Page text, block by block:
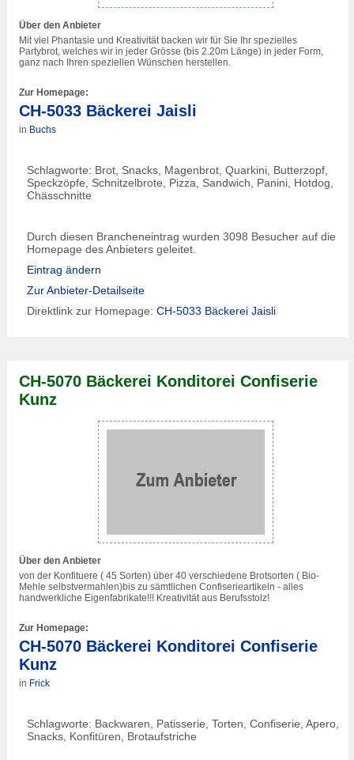
Über den Anbieter
Mit viel Phantasie und Kreativität backen wir für Sie Ihr spezielles
Partybrot, welches wir in jeder Grösse (bis 2.20m Länge) in jeder Form,
ganz nach Ihren speziellen Wünschen herstellen.
Zur Homepage:
CH-5033 Bäckerei Jaisli
in Buchs
Schlagworte: Brot, Snacks, Magenbrot, Quarkini, Butterzopf,
Speckzöpfe, Schnitzelbrote, Pizza, Sandwich, Panini, Hotdog,
Chässchnitte
Durch diesen Brancheneintrag wurden 3098 Besucher auf die
Homepage des Anbieters geleitet.
Eintrag ändern
Zur Anbieter-Detailseite
Direktlink zur Homepage: CH-5033 Bäckerei Jaisli
CH-5070 Bäckerei Konditorei Confiserie
Kunz
Über den Anbieter
von der Konfituere ( 45 Sorten) über 40 verschiedene Brotsorten ( Bio-
Mehle selbstvermahlen)bis zu sämtlichen Confiserieartikeln - alles
handwerkliche Eigenfabrikate!!! Kreativität aus Berufsstolz!
Zur Homepage:
CH-5070 Bäckerei Konditorei Confiserie
Kunz
in Frick
Schlagworte: Backwaren, Patisserie, Torten, Confiserie, Apero,
Snacks, Konfitüren, Brotaufstriche